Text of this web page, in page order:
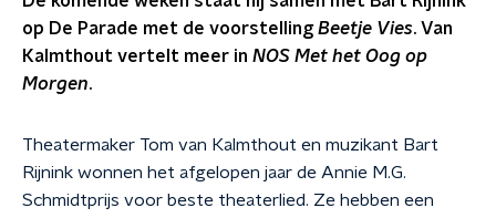
op De Parade met de voorstellingBeetje Vies. Van
Kalmthout vertelt meer in NOS Met het Oog op
Morgen.
Theatermaker Tom van Kalmthout en muzikant Bart
Rijnink wonnen het afgelopen jaar de Annie M.G.
Schmidtprijs voor beste theaterlied. Ze hebben een